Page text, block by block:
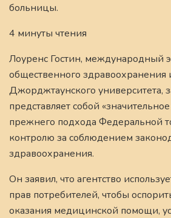
больницы.
4 минуты чтения
Лоуренс Гостин, международный
общественного здравоохранения
Джорджтаунского университета,
представляет собой
прежнего подхода Федеральной
контролю за соблюдением
здравоохранения.
Он заявил, что агентство
прав потребителей, чтобы
оказания медицинской помощи,